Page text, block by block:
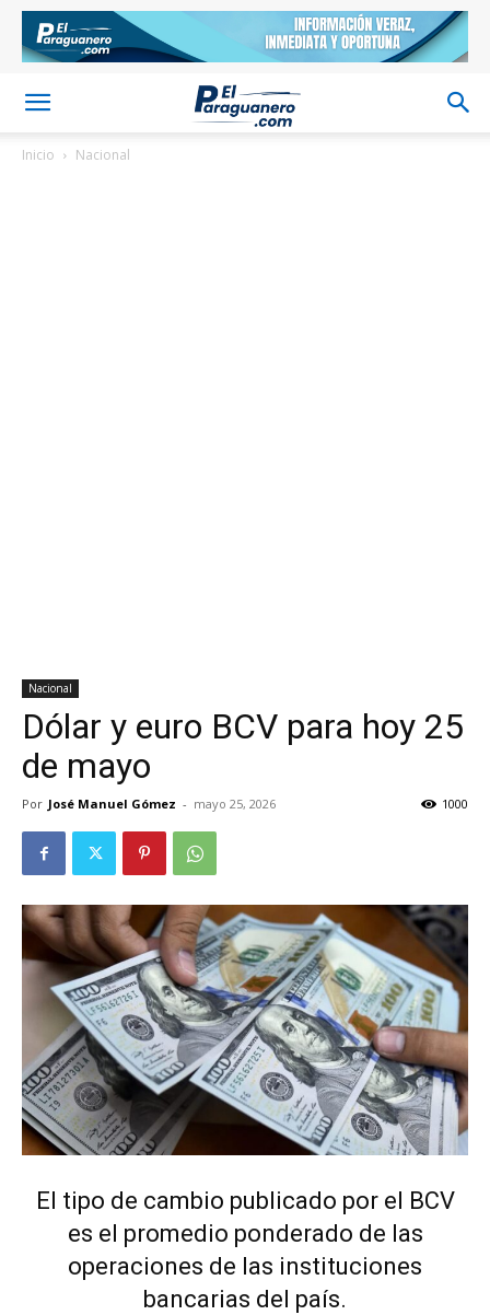
Inicio Nacional
Nacional
Dólar y euro BCV para hoy 25
de mayo
Por José Manuel Gómez - mayo 25, 2026 1000
El tipo de cambio publicado por el BCV
es el promedio ponderado de las
operaciones de las instituciones
bancarias del país.